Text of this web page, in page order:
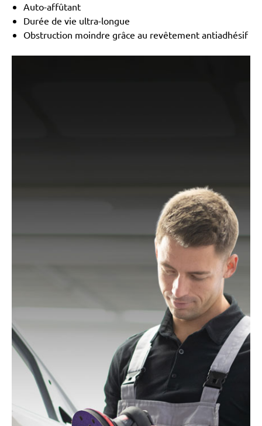
Auto-affûtant
Durée de vie ultra-longue
Obstruction moindre grâce au revêtement antiadhésif